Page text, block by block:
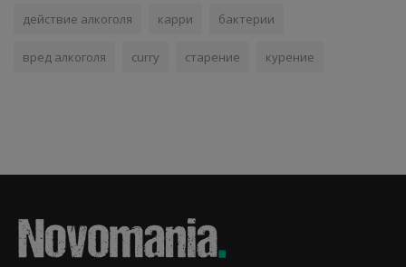
действие алкоголя карри бактерии
вред алкоголя curry старение курение